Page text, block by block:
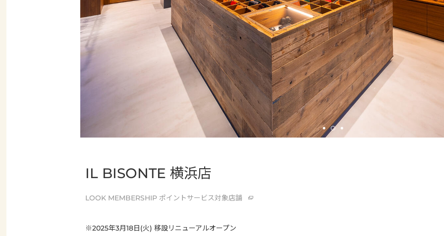
IL BISONTE 横浜店
LOOK MEMBERSHIP ポイントサービス対象店舗
※2025年3月18日(火) 移設リニューアルオープン